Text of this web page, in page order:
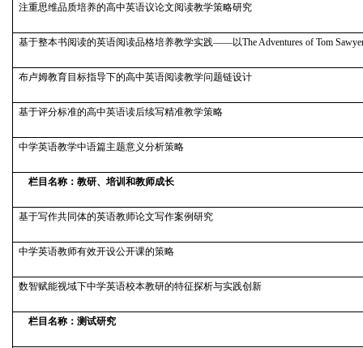
注重思维品质培养的高中英语议论文阅读教学策略研究
基于整本书阅读的英语阅读品格培养教学实践——以The Adventures of Tom
布卢姆教育目标指导下的高中英语阅读教学问题链设计
基于评分标准的高中英语读后续写精准教学策略
中学英语教学中语篇主题意义分析策略
栏目名称：教研、培训和教师成长
基于写作共同体的英语教师论文写作案例研究
中学英语教师有效开设公开课的策略
数智赋能视域下中学英语校本教研的特征探析与实践创新
栏目名称：测试研究